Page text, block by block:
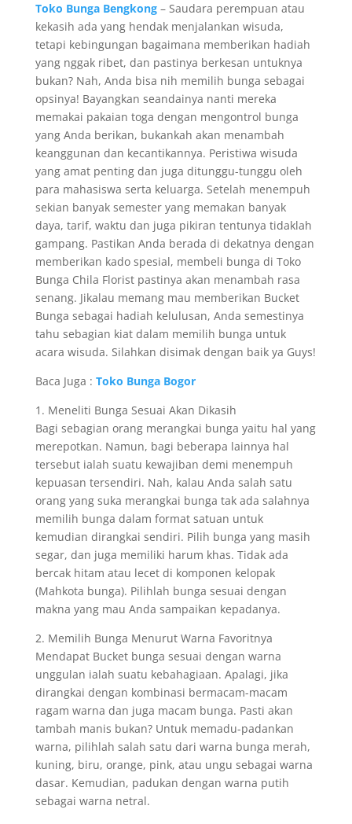
Toko Bunga Bengkong– Saudara perempuan atau
kekasih ada yang hendak menjalankan wisuda,
tetapi kebingungan bagaimana memberikan hadiah
yang nggak ribet, dan pastinya berkesan untuknya
bukan? Nah, Anda bisa nih memilih bunga sebagai
opsinya! Bayangkan seandainya nanti mereka
memakai pakaian toga dengan mengontrol bunga
yang Anda berikan, bukankah akan menambah
keanggunan dan kecantikannya. Peristiwa wisuda
yang amat penting dan juga ditunggu-tunggu oleh
para mahasiswa serta keluarga. Setelah menempuh
sekian banyak semester yang memakan banyak
daya, tarif, waktu dan juga pikiran tentunya tidaklah
gampang. Pastikan Anda berada di dekatnya dengan
memberikan kado spesial, membeli bunga di Toko
Bunga Chila Florist pastinya akan menambah rasa
senang. Jikalau memang mau memberikan Bucket
Bunga sebagai hadiah kelulusan, Anda semestinya
tahu sebagian kiat dalam memilih bunga untuk
acara wisuda. Silahkan disimak dengan baik ya Guys!
Baca Juga : Toko Bunga Bogor
1. Meneliti Bunga Sesuai Akan Dikasih
Bagi sebagian orang merangkai bunga yaitu hal yang
merepotkan. Namun, bagi beberapa lainnya hal
tersebut ialah suatu kewajiban demi menempuh
kepuasan tersendiri. Nah, kalau Anda salah satu
orang yang suka merangkai bunga tak ada salahnya
memilih bunga dalam format satuan untuk
kemudian dirangkai sendiri. Pilih bunga yang masih
segar, dan juga memiliki harum khas. Tidak ada
bercak hitam atau lecet di komponen kelopak
(Mahkota bunga). Pilihlah bunga sesuai dengan
makna yang mau Anda sampaikan kepadanya.
2. Memilih Bunga Menurut Warna Favoritnya
Mendapat Bucket bunga sesuai dengan warna
unggulan ialah suatu kebahagiaan. Apalagi, jika
dirangkai dengan kombinasi bermacam-macam
ragam warna dan juga macam bunga. Pasti akan
tambah manis bukan? Untuk memadu-padankan
warna, pilihlah salah satu dari warna bunga merah,
kuning, biru, orange, pink, atau ungu sebagai warna
dasar. Kemudian, padukan dengan warna putih
sebagai warna netral.